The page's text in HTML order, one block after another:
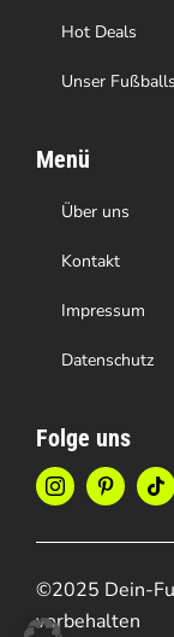
werden
Hot Deals
Unser
Menü
Über uns
Kontakt
Impressum
Datenschutz
Folge uns
©2025 Dein-
vorbehalten